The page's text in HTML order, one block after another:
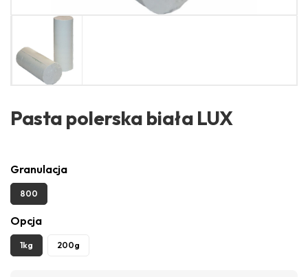
Pasta polerska biała LUX
Granulacja
800
Opcja
1kg 200g